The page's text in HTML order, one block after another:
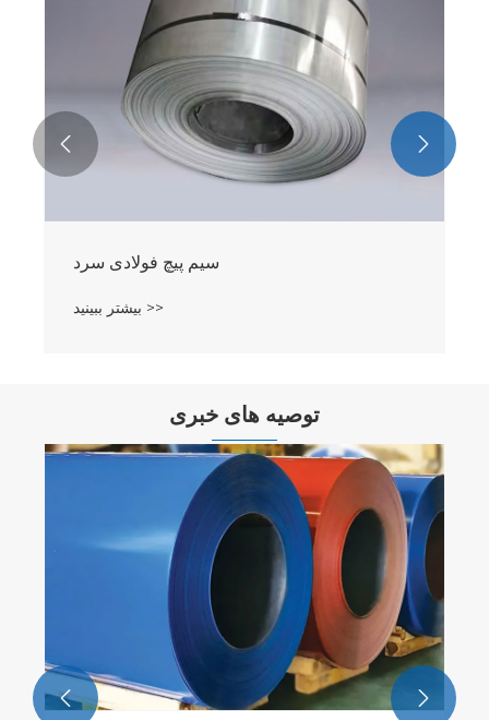
سیم پیچ فولادی نورد SPCC SD
بیشتر ببینید >>
 
توصیه های خبری
توضیحات دقیق در مورد فرآیند تولید سیم پیچ
فولادی روکش شده با رنگ
 